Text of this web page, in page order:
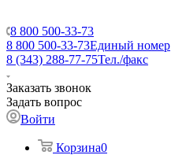
8 800 500-33-73
8 800 500-33-73Единый номер
8 (343) 288-77-75Тел./факс
Заказать звонок
Задать вопрос
Войти
Корзина0